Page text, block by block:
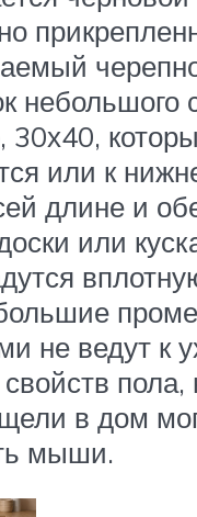
небольшого
30х40,
или к
длине и
или
не ведут к
пола,
в дом
мыши.